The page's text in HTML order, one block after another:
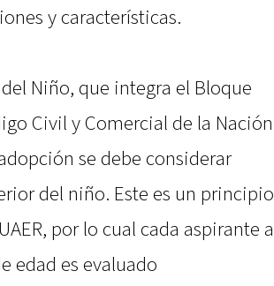
y características.
Niño, que integra el Bloque
Civil y Comercial de la Nación
se debe considerar
del niño. Este es un principio
por lo cual cada aspirante a
edad es evaluado